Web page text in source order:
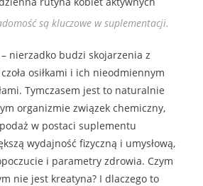
są kluczowe w suplementacji.
nierzadko budzi skojarzenia z
osiłkami i ich nieodmiennym
Tymczasem jest to naturalnie
organizmie związek chemiczny,
w postaci suplementu
wydajność fizyczną i umysłową,
i parametry zdrowia. Czym
nie jest kreatyna? I dlaczego to